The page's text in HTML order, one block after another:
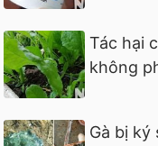
Tác hại
không
Gà bị ký